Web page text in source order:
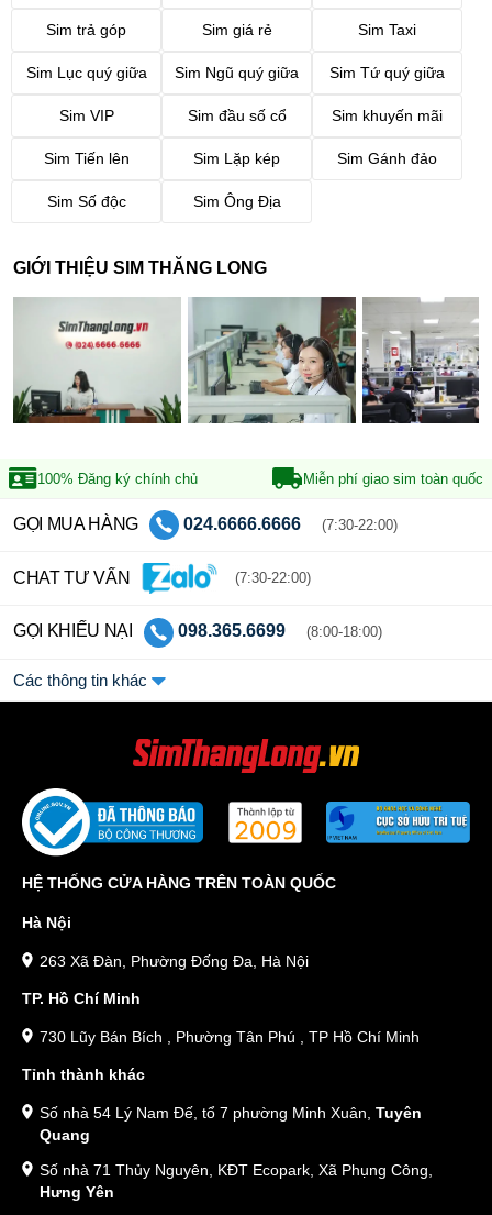
Sim trả góp Sim giá rẻ Sim Taxi
Sim Lục quý giữa Sim Ngũ quý giữa Sim Tứ quý giữa
Sim VIP Sim đầu số cổ Sim khuyến mãi
Sim Tiến lên Sim Lặp kép Sim Gánh đảo
Sim Số độc Sim Ông Địa
GIỚI THIỆU SIM THĂNG LONG
100% Đăng ký chính chủ Miễn phí giao sim toàn quốc
GỌI MUA HÀNG 024.6666.6666 (7:30-22:00)
CHAT TƯ VẤN (7:30-22:00)
GỌI KHIẾU NẠI 098.365.6699 (8:00-18:00)
Các thông tin khác
HỆ THỐNG CỬA HÀNG TRÊN TOÀN QUỐC
Hà Nội
263 Xã Đàn, Phường Đống Đa, Hà Nội
TP. Hồ Chí Minh
730 Lũy Bán Bích , Phường Tân Phú , TP Hồ Chí Minh
Tỉnh thành khác
Số nhà 54 Lý Nam Đế, tổ 7 phường Minh Xuân, Tuyên
Quang
Số nhà 71 Thủy Nguyên, KĐT Ecopark, Xã Phụng Công,
Hưng Yên